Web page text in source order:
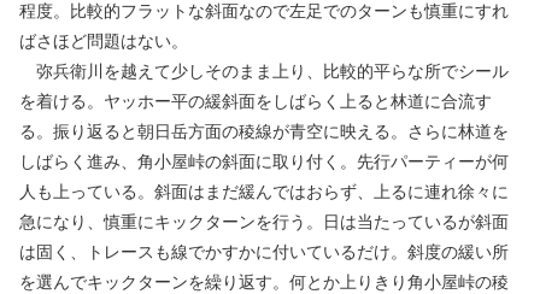
程度。比較的フラットな斜面なので左足でのターンも慎重にすれ
ばさほど問題はない。
弥兵衛川を越えて少しそのまま上り、比較的平らな所でシール
を着ける。ヤッホー平の緩斜面をしばらく上ると林道に合流す
る。振り返ると朝日岳方面の稜線が青空に映える。さらに林道を
しばらく進み、角小屋峠の斜面に取り付く。先行パーティーが何
人も上っている。斜面はまだ緩んではおらず、上るに連れ徐々に
急になり、慎重にキックターンを行う。日は当たっているが斜面
は固く、トレースも線でかすかに付いているだけ。斜度の緩い所
を選んでキックターンを繰り返す。何とか上りきり角小屋峠の稜